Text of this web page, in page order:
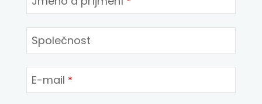
Společnost
E-mail *